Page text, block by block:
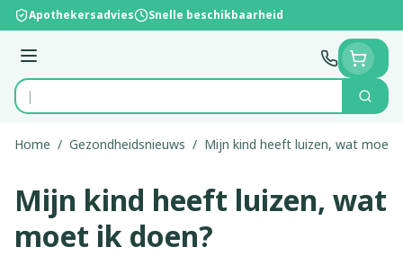
Ga naar de inhoud
Apothekersadvies Snelle beschikbaarheid
Menu
Product, merk, categorie...
Zoek
Home / Gezondheidsnieuws / Mijn kind heeft luizen, wat moet
Mijn kind heeft luizen, wat
moet ik doen?